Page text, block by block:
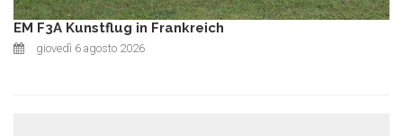
EM F3A Kunstflug in Frankreich
giovedì 6 agosto 2026